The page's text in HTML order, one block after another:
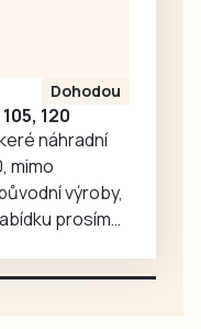
Dohodou
120
náhradní
mimo
výroby,
prosím